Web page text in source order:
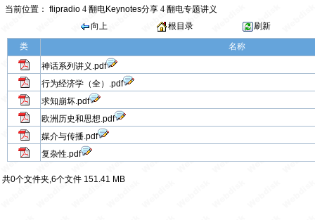
当前位置： flipradio 4 翻电Keynotes分享 4 翻电专题讲义
向上
根目录 刷新
类
名称
神话系列讲义.pdf
行为经济学（全）.pdf
求知崩坏.pdf
欧洲历史和思想.pdf
媒介与传播.pdf
复杂性.pdf
共0个文件夹,6个文件 151.41 MB